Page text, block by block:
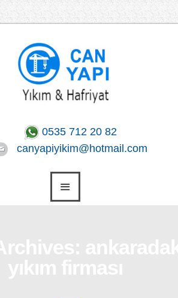
0535 712 20 82
canyapiyikim@hotmail.com